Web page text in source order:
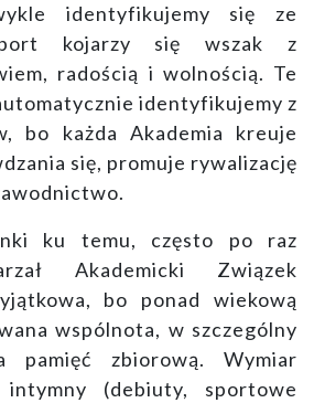
identyfikujemy się ze
kojarzy się wszak z
radością i wolnością. Te
identyfikujemy z
bo każda Akademia kreuje
się, promuje rywalizację
ku temu, często po raz
Akademicki Związek
bo ponad wiekową
wspólnota, w szczególny
pamięć zbiorową. Wymiar
(debiuty, sportowe